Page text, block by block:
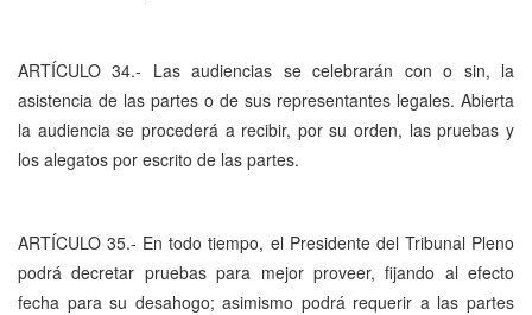
ARTÍCULO 34.- Las audiencias se celebrarán con o sin, la
asistencia de las partes o de sus representantes legales. Abierta
la audiencia se procederá a recibir, por su orden, las pruebas y
los alegatos por escrito de las partes.
ARTÍCULO 35.- En todo tiempo, el Presidente del Tribunal Pleno
podrá decretar pruebas para mejor proveer, fijando al efecto
fecha para su desahogo; asimismo podrá requerir a las partes